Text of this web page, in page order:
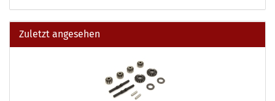
Zuletzt angesehen